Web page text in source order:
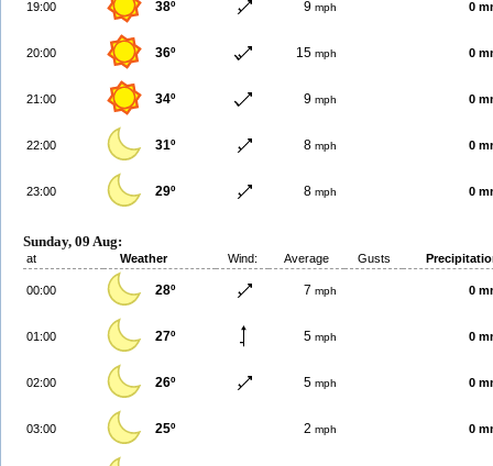
19:00 38º 9 mph 0
20:00 36º 15 mph 0
21:00 34º 9 mph 0
22:00 31º 8 mph 0
23:00 29º 8 mph 0
Sunday, 09 Aug:
at Weather Wind: Average Gusts
00:00 28º 7 mph 0
01:00 27º 5 mph 0
02:00 26º 5 mph 0
03:00 25º 2 mph 0